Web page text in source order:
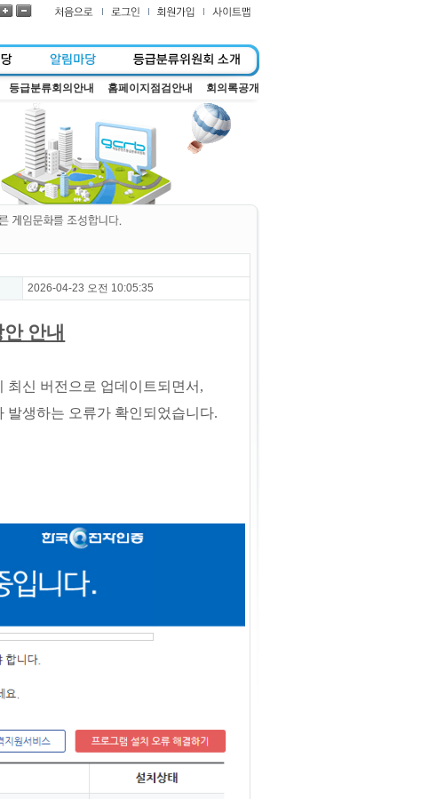
등급분류회의안내 홈페이지점검안내 회의록공개
2026-04-23 오전 10:05:35
안내
신 버전으로 업데이트되면서,
발생하는 오류가 확인되었습니다.